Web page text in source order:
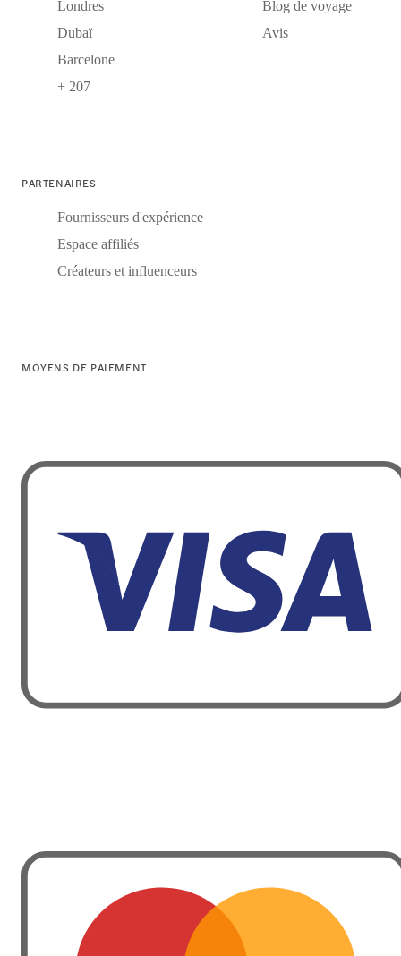
Londres
Dubaï
Barcelone
+ 207
Blog de voyage
Avis
PARTENAIRES
Fournisseurs d'expérience
Espace affiliés
Créateurs et influenceurs
MOYENS DE PAIEMENT